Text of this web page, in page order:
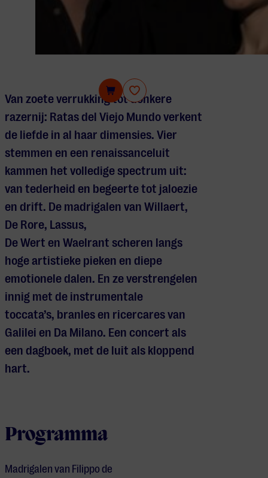
Van zoete verrukking tot donkere
razernij: Ratas del Viejo Mundoverkent
de liefde in al haar dimensies. Vier
stemmen en een renaissanceluit
kammen het volledige spectrum uit:
van tederheid en begeerte tot jaloezie
en drift. De madrigalen van Willaert,
De Rore, Lassus,
DeWert en Waelrant scheren langs
hoge artistieke pieken en diepe
emotionele dalen. En ze verstrengelen
innig met de instrumentale
toccata’s, branles en ricercaresvan
Galilei en Da Milano. Een concert als
een dagboek, met de luit als kloppend
hart.
Programma
Madrigalen van Filippo de